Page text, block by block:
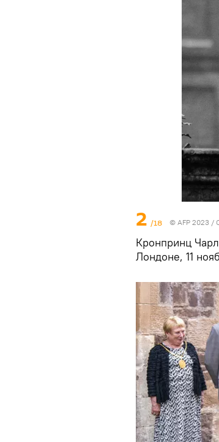
2 /18 © AFP 2023 /
Кронпринц
Лондоне, 11